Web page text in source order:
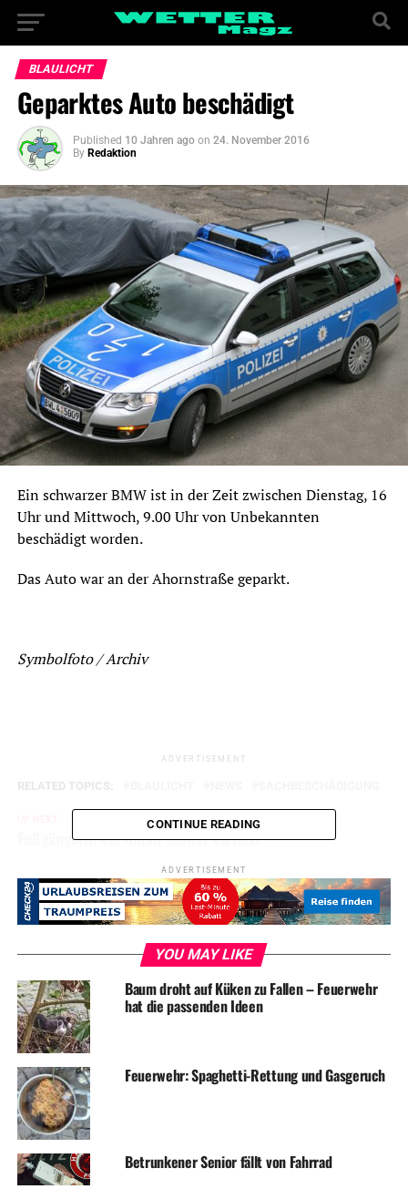
BLAULICHT
Geparktes Auto beschädigt
Published 10 Jahren ago on 24. November 2016
By Redaktion
Ein schwarzer BMW ist in der Zeit zwischen Dienstag, 16
Uhr und Mittwoch, 9.00 Uhr von Unbekannten
beschädigt worden.
Das Auto war an der Ahornstraße geparkt.
Symbolfoto / Archiv
ADVERTISEMENT
RELATED TOPICS:
Fußgängerin bei Unfall schwer verletzt
Einbruch in Einfamilienhaus
CONTINUE READING
ADVERTISEMENT
YOU MAY LIKE
Baum droht auf Küken zu Fallen – Feuerwehr
hat die passenden Ideen
Feuerwehr: Spaghetti-Rettung und Gasgeruch
Betrunkener Senior fällt von Fahrrad